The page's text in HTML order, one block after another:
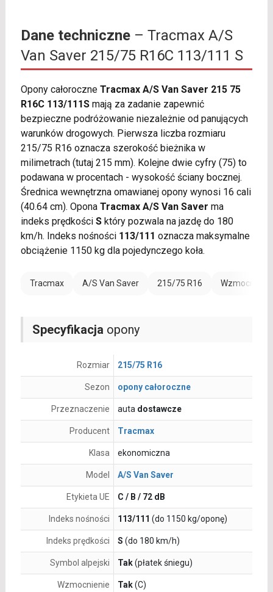
Dane techniczne– Tracmax A/S
Van Saver 215/75 R16C 113/111 S
Opony całoroczne Tracmax A/S Van Saver 215 75
R16C 113/111Smają za zadanie zapewnić
bezpieczne podróżowanie niezależnie od panujących
warunków drogowych. Pierwsza liczba rozmiaru
215/75 R16 oznacza szerokość bieżnika w
milimetrach (tutaj 215 mm). Kolejne dwie cyfry (75) to
podawana w procentach - wysokość ściany bocznej.
Średnica wewnętrzna omawianej opony wynosi 16 cali
(40.64 cm). Opona Tracmax A/S Van Saver ma
indeks prędkości Sktóry pozwala na jazdę do 180
km/h. Indeks nośności 113/111 oznacza maksymalne
obciążenie 1150 kg dla pojedynczego koła.
Tracmax A/S Van Saver 215/75 R16
Specyfikacja opony
Rozmiar 215/75 R16
Sezon opony całoroczne
Przeznaczenie auta dostawcze
Producent Tracmax
Klasa ekonomiczna
Model A/S Van Saver
Etykieta UE C / B / 72 dB
Indeks nośności 113/111 (do 1150 kg/oponę)
Indeks prędkości S (do 180 km/h)
Symbol alpejski Tak(płatek śniegu)
Wzmocnienie Tak(C)